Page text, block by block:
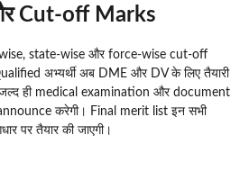
Cut-off Marks
wise, state-wise और force-wise cut-off
अभ्यर्थी अब DME और DV के लिए तैयारी
ही medical examination और document
करेगी। Final merit list इन सभी
पर तैयार की जाएगी।